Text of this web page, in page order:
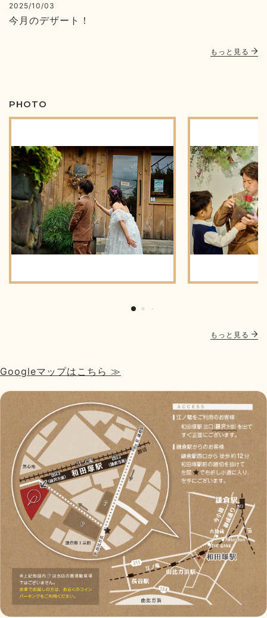
2025/10/03
今月のデザート！
もっと見る
PHOTO
もっと見る
Googleマップはこちら ≫